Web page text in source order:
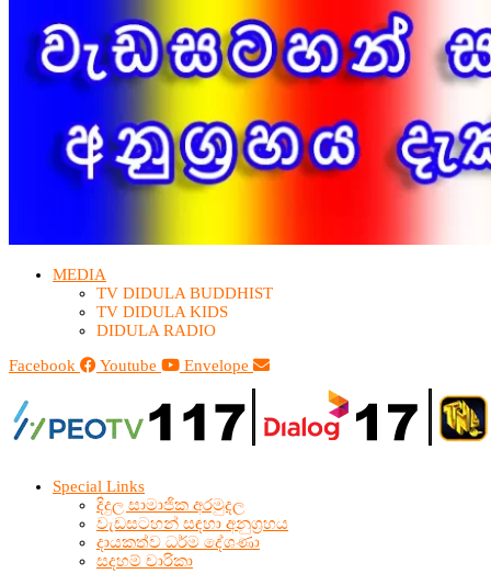
MEDIA
TV DIDULA BUDDHIST​
TV DIDULA KIDS
DIDULA RADIO
Facebook
Youtube Envelope
Special Links
දිදුල සාමාජික අරමුදල
වැඩසටහන් සඳහා අනුග්‍රහය
දායකත්ව ධර්ම දේශණා
සදහම් චාරිකා